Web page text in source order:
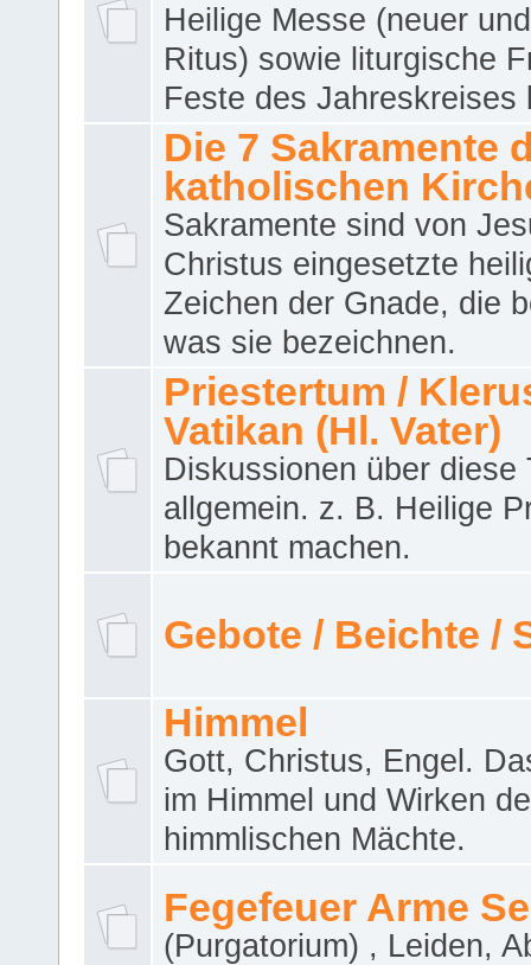
Heilige Messe (neuer
Ritus) sowie liturgische
Feste des Jahreskreises
Die 7 Sakramente
katholischen
Sakramente sind von
Christus eingesetzte
Zeichen der Gnade, die
was sie bezeichnen.
Priestertum /
Vatikan (Hl. Vater)
Diskussionen über diese
allgemein. z. B. Heilige
bekannt machen.
Gebote / Beichte /
Himmel
Gott, Christus, Engel.
im Himmel und Wirken
himmlischen Mächte.
Fegefeuer Arme
(Purgatorium) , Leiden,